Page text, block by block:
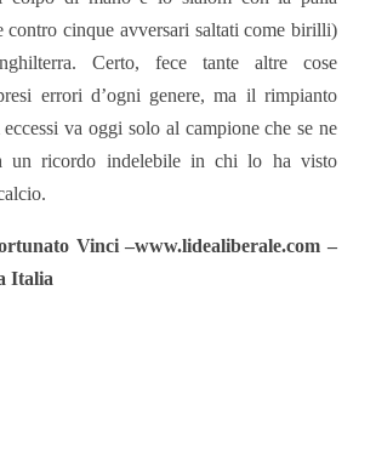
contro cinque avversari saltati come birilli)
Certo, fece tante altre cose
errori d’ogni genere, ma il rimpianto
va oggi solo al campione che se ne
un ricordo indelebile in chi lo ha visto
Vinci –www.lidealiberale.com –
Italia